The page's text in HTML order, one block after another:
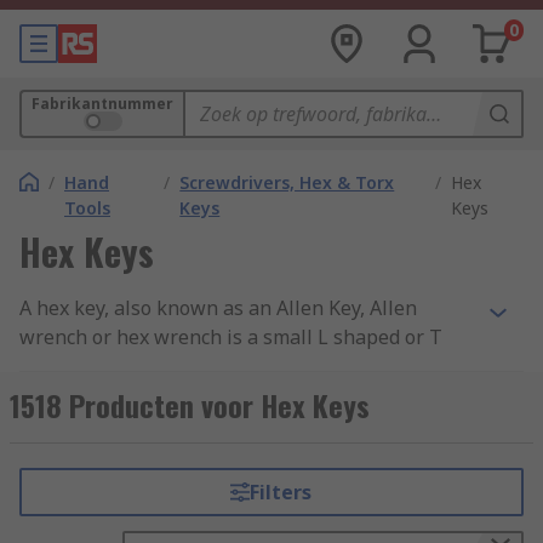
0
Fabrikantnummer
/ Hand
Tools
/ Screwdrivers, Hex & Torx
Keys
/ Hex
Keys
Hex Keys
A hex key, also known as an Allen Key, Allen
wrench or hex wrench is a small L shaped or T
used to loosen hex socket screws or bolts.
L-Shaped Hex Keys:L Shaped Hex Keys orL Keys
1518 Producten voor Hex Keys
Filters